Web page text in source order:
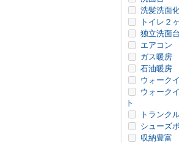
洗髪洗面
トイレ２
独立洗面台
エアコン
ガス暖房
石油暖房
ウォーク
ウォーク
ト
トランク
シューズ
収納豊富